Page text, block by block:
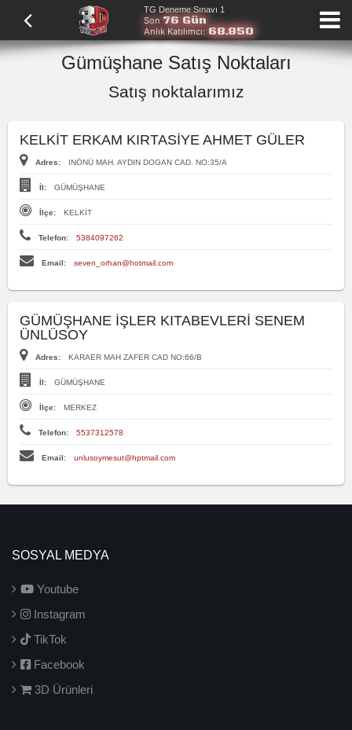
TG Deneme Sınavı 1
Son 76 Gün
Anlık Katılımcı: 68.850
Gümüşhane Satış Noktaları
Satış noktalarımız
KELKİT ERKAM KIRTASİYE AHMET GÜLER
Adres: INÖNÜ MAH. AYDIN DOGAN CAD. NO:35/A
İl: GÜMÜŞHANE
İlçe: KELKİT
Telefon: 5384097262
Email: seven_orhan@hotmail.com
GÜMÜŞHANE İŞLER KITABEVLERİ SENEM
ÜNLÜSOY
Adres: KARAER MAH ZAFER CAD NO:66/B
İl: GÜMÜŞHANE
İlçe: MERKEZ
Telefon: 5537312578
Email: unlusoymesut@hptmail.com
SOSYAL MEDYA
Youtube
Instagram
TikTok
Facebook
3D Ürünleri